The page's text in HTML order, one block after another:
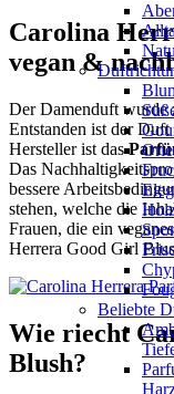
Beliebte
Carolina
vegan &
Der Damenduft wurde
Entstanden ist der
Hersteller ist das
Das
bessere
stehen, welche die
Frauen, die ein
Herrera Good Girl
Wie riecht
Blush?